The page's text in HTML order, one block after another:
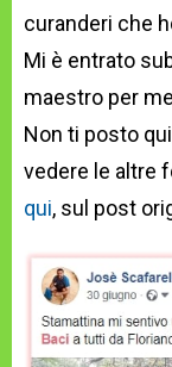
curanderi che
Mi è entrato
maestro per
Non ti posto
vedere le altre
qui, sul post